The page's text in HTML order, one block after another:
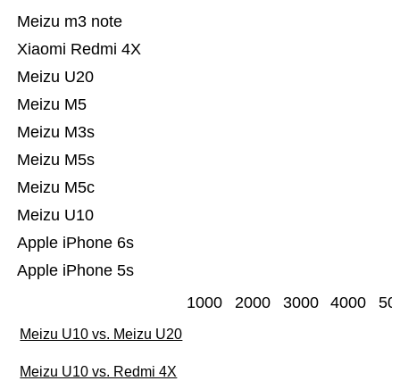
Apple iPhone 5s
Apple iPhone 6s
Meizu U10
Meizu M5c
Meizu M5s
Meizu M3s
Meizu M5
Meizu U20
Xiaomi Redmi 4X
Meizu m3 note
1000 2000 3000 4000
Meizu U10 vs. Meizu U20
Meizu U10 vs. Redmi 4X